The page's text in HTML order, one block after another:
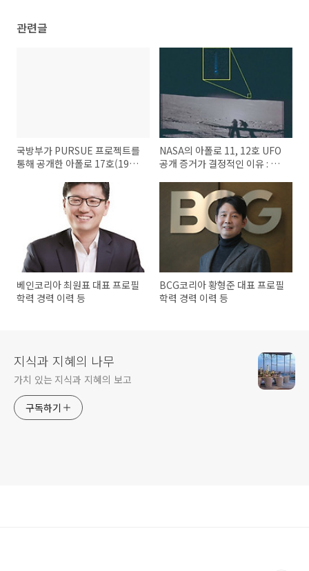
관련글
국방부가 PURSUE 프로젝트를
통해 공개한 아폴로 17호(1972
NASA의 아폴로 11, 12호 UFO
공개 증거가 결정적인 이유 : 이
않는다!
베인코리아 최원표 대표 프로필
학력 경력 이력 등
BCG코리아 황형준 대표 프로필
학력 경력 이력 등
지식과 지혜의 나무
가치 있는 지식과 지혜의 보고
구독하기